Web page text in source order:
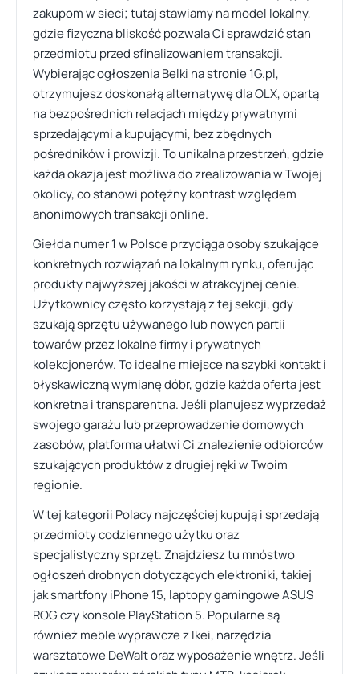
zakupom w sieci; tutaj stawiamy na model lokalny,
gdzie fizyczna bliskość pozwala Ci sprawdzić stan
przedmiotu przed sfinalizowaniem transakcji.
Wybierając ogłoszenia Belki na stronie 1G.pl,
otrzymujesz doskonałą alternatywę dla OLX, opartą
na bezpośrednich relacjach między prywatnymi
sprzedającymi a kupującymi, bez zbędnych
pośredników i prowizji. To unikalna przestrzeń, gdzie
każda okazja jest możliwa do zrealizowania w Twojej
okolicy, co stanowi potężny kontrast względem
anonimowych transakcji online.
Giełda numer 1 w Polsce przyciąga osoby szukające
konkretnych rozwiązań na lokalnym rynku, oferując
produkty najwyższej jakości w atrakcyjnej cenie.
Użytkownicy często korzystają z tej sekcji, gdy
szukają sprzętu używanego lub nowych partii
towarów przez lokalne firmy i prywatnych
kolekcjonerów. To idealne miejsce na szybki kontakt i
błyskawiczną wymianę dóbr, gdzie każda oferta jest
konkretna i transparentna. Jeśli planujesz wyprzedaż
swojego garażu lub przeprowadzenie domowych
zasobów, platforma ułatwi Ci znalezienie odbiorców
szukających produktów z drugiej ręki w Twoim
regionie.
W tej kategorii Polacy najczęściej kupują i sprzedają
przedmioty codziennego użytku oraz
specjalistyczny sprzęt. Znajdziesz tu mnóstwo
ogłoszeń drobnych dotyczących elektroniki, takiej
jak smartfony iPhone 15, laptopy gamingowe ASUS
ROG czy konsole PlayStation 5. Popularne są
również meble wyprawcze z Ikei, narzędzia
warsztatowe DeWalt oraz wyposażenie wnętrz. Jeśli